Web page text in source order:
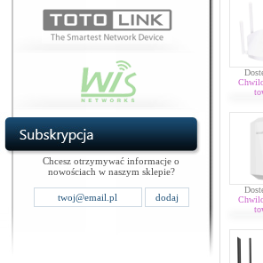
Chcesz otrzymywać informacje o
nowościach w naszym sklepie?